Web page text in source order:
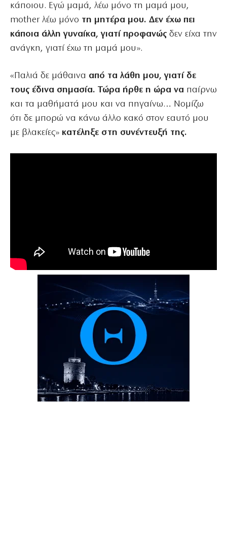
κάποιου. Εγώ μαμά, λέω μόνο τη μαμά μου,
mother λέω μόνο τη μητέρα μου. Δεν έχω πει
κάποια άλλη γυναίκα, γιατί προφανώς δεν είχα την
ανάγκη, γιατί έχω τη μαμά μου».
«Παλιά δε μάθαινα από τα λάθη μου, γιατί δε
τους έδινα σημασία. Τώρα ήρθε η ώρα να παίρνω
και τα μαθήματά μου και να πηγαίνω… Νομίζω
ότι δε μπορώ να κάνω άλλο κακό στον εαυτό μου
με βλακείες» κατέληξε στη συνέντευξή της.